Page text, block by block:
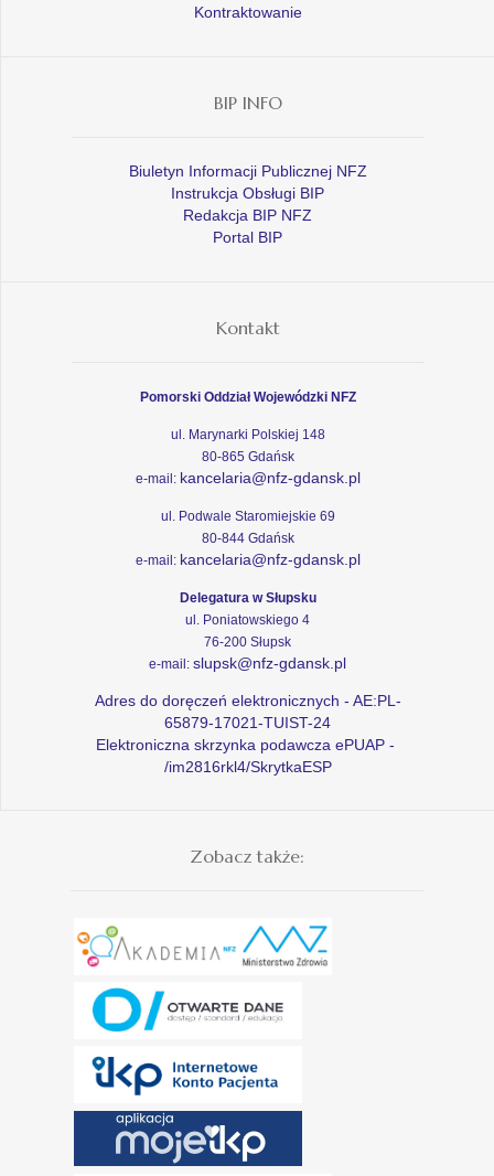
Kontraktowanie
BIP INFO
Biuletyn Informacji Publicznej NFZ
Instrukcja Obsługi BIP
Redakcja BIP NFZ
Portal BIP
Kontakt
Pomorski Oddział Wojewódzki NFZ
ul. Marynarki Polskiej 148
80-865 Gdańsk
e-mail: kancelaria@nfz-gdansk.pl
ul. Podwale Staromiejskie 69
80-844 Gdańsk
e-mail: kancelaria@nfz-gdansk.pl
Delegatura w Słupsku
ul. Poniatowskiego 4
76-200 Słupsk
e-mail: slupsk@nfz-gdansk.pl
Adres do doręczeń elektronicznych - AE:PL-
65879-17021-TUIST-24
Elektroniczna skrzynka podawcza ePUAP -
/im2816rkl4/SkrytkaESP
Zobacz także: